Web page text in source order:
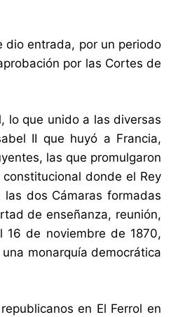
dio entrada, por un periodo
por las Cortes de
lo que unido a las diversas
II que huyó a Francia,
las que promulgaron
donde el Rey
dos Cámaras formadas
de enseñanza, reunión,
16 de noviembre de 1870,
monarquía democrática
en El Ferrol en